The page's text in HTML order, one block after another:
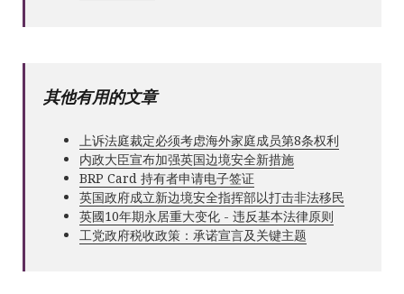
其他有用的文章
上诉法庭裁定必须考虑海外家庭成员第8条权利
内政大臣宣布加强英国边境安全新措施
BRP Card 持有者申请电子签证
英国政府成立新边境安全指挥部以打击非法移民
英國10年期永居重大变化 - 违反基本法律原则
工党政府税收政策：承诺宣言及关键主题